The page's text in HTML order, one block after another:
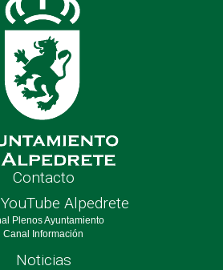
Contacto
Alpedrete
Plenos Ayuntamiento
Canal Información
Noticias